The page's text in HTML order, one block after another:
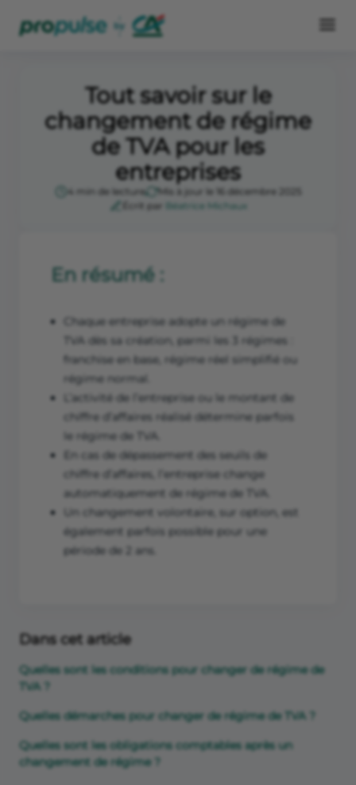
Tout savoir sur le
changement de régime
de TVA pour les
entreprises
4 min de lecture
Mis à jour le 16 décembre 2025
Écrit par
Béatrice Michaux
En résumé :
Chaque entreprise adopte un régime de
TVA dès sa création, parmi les 3 régimes :
franchise en base, régime réel simplifié ou
régime normal.
L’activité de l’entreprise ou le montant de
chiffre d’affaires réalisé détermine parfois
le régime de TVA.
En cas de dépassement des seuils de
chiffre d’affaires, l’entreprise change
automatiquement de régime de TVA.
Un changement volontaire, sur option, est
également parfois possible pour une
période de 2 ans.
Dans cet article
Quelles sont les conditions pour changer de régime de
TVA ?
Quelles démarches pour changer de régime de TVA ?
Quelles sont les obligations comptables après un
changement de régime ?